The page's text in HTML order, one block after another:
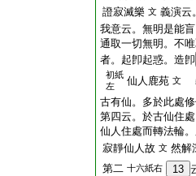
證寂滅樂 文 義演云
我意云。無明是能
通取一切無明。不
者。起卽起惑。造卽
初紙
左
仙人鹿苑 文
古有仙。多於此處
第四云。於古仙住
仙人住處而轉法輪
寂靜仙人故 文 然解
第二 十六紙右 13